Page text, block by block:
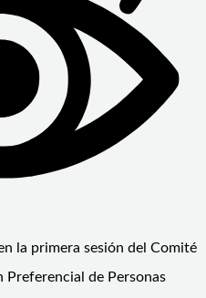
la primera sesión del Comité
Preferencial de Personas